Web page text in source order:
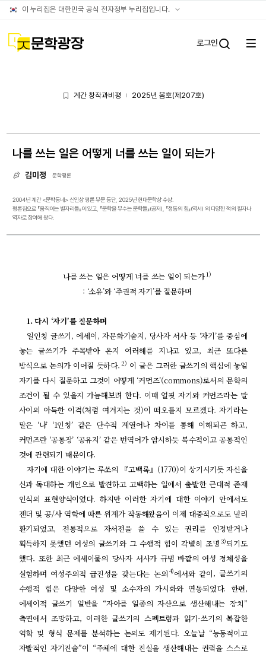
이 누리집은 대한민국 공식 전자정부 누리집입니다. 공식
문학광장 로그인
전체
계간 창작과비평 | 2025년 봄호(제207호)
나를 쓰는 일은 어떻게 너를 쓰는 일이 되는가
김미정 문학평론
2004년 계간 <문학동네> 신인상 평론 부문 등단, 2025년 현대문학상 수상.
평론집으로 『움직이는 별자리들』이 있고, 『문학을 부수는 문학들』(공저), 『정동의 힘』(역서) 외 다양한 책의 필자나
역자로 참여해 왔다.
나를 쓰는 일은 어떻게 너를 쓰는 일이 되는가1)
: ‘소유’와 ‘주권적 자기’를 질문하며
1.다시 ‘자기’를 질문하며
일인칭 글쓰기, 에세이,자문화기술지, 당사자 서사 등 ‘자기’를 중심에
놓는 글쓰기가 주목받아 온지 여러해를 지나고 있고, 최근 또다른
방식으로 논의가 이어질 듯하다. 2) 이 글은 그러한 글쓰기의 핵심에 놓일
자기를 다시 질문하고 그것이 어떻게 ‘커먼즈’(commons)로서의 문학의
조건이 될 수 있을지 가늠해보려 한다. 이때 얼핏 자기와 커먼즈라는 말
사이의 아득한 이격(처럼 여겨지는 것)이 떠오를지 모르겠다.자기라는
말은 ‘나’ ‘1인칭’ 같은 단수적 계열어나 차이를 통해 이해되곤 하고,
커먼즈란 ‘공통장’ ‘공유지’같은 번역어가 암시하듯 복수적이고 공통적인
것에 관련되기 때문이다.
자기에 대한 이야기는 루쏘의
『고백록』(1770)이 상기시키듯 자신을
신과 독대하는 개인으로 발견하고 고백하는 일에서 출발한 근대적 존재
인식의 표현양식이었다. 하지만 이러한 자기에 대한 이야기 안에서도
젠더 및 공/사 역학에 따른 위계가 작동해왔음이 이제 대중적으로도 널리
환기되었고, 전통적으로 자서전을 쓸 수 있는 권리를 인정받거나
획득하지 못했던 여성의 글쓰기와 그 수행적 힘이 각별히 조명 3)되기도
했다. 또한 최근 에세이물의 당사자 서사가 규범 바깥의 여성 정체성을
실험하며 여성주의적 급진성을 갖는다는 논의 4)에서와 같이,글쓰기의
수행적 힘은 다양한 여성 및 소수자의 가시화와 연동되었다. 한편,
에세이적 글쓰기 일반을 “자아를 일종의 자산으로 생산해내는 장치”
측면에서 조망하고, 이러한 글쓰기의 스펙트럼과 읽기-쓰기의 복잡한
역학 및 형식 문제를 분석하는 논의도 제기된다.오늘날 “능동적이고
자발적인 자기진술”이 “주체에 대한 진실을 생산해내는 권력을 스스로